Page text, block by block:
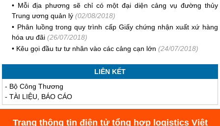
• Mỗi địa phương sẽ chỉ có một đại diện cảng vụ đường thủy
Trung ương quản lý (02/08/2018)
• Phân luồng trong quy trình cấp Giấy chứng nhận xuất xứ hàng
hóa ưu đãi (26/07/2018)
• Kêu gọi đầu tư tư nhân vào các cảng cạn lớn (24/07/2018)
LIÊN KẾT
- Bộ Công Thương
-TÀI LIỆU, BÁO CÁO
Trang thông tin điện tử tổng hợp logistics Việt